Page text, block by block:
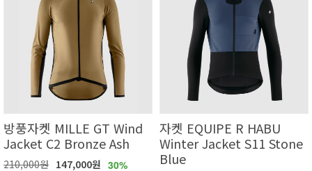
방풍자켓 MILLE GT Wind
Jacket C2 Bronze Ash
210,000원 147,000원 30%
자켓 EQUIPE R HABU
Winter Jacket S11 Stone
Blue